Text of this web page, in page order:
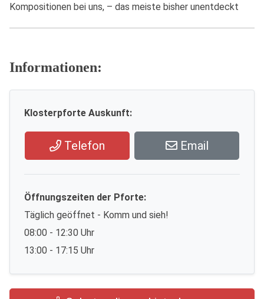
Kompositionen bei uns, – das meiste bisher unentdeckt
Informationen:
Klosterpforte Auskunft:
Telefon Email
Öffnungszeiten der Pforte:
Täglich geöffnet - Komm und sieh!
08:00 - 12:30 Uhr
13:00 - 17:15 Uhr